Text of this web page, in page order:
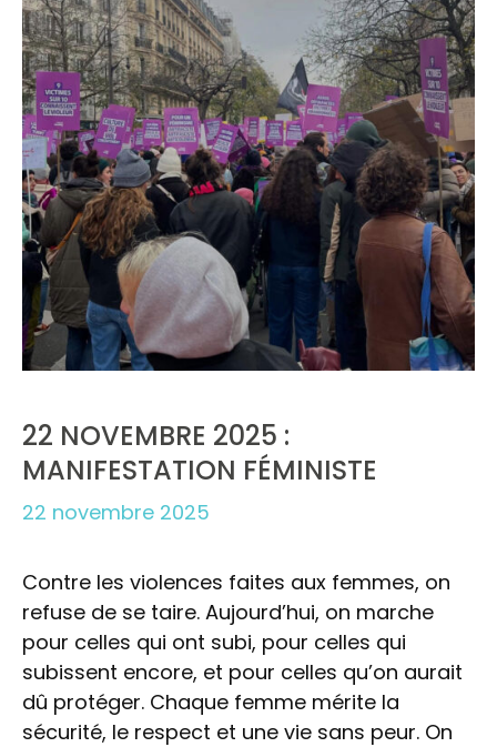
22 NOVEMBRE 2025 :
MANIFESTATION FÉMINISTE
22 novembre 2025
Contre les violences faites aux femmes, on
refuse de se taire. Aujourd’hui, on marche
pour celles qui ont subi, pour celles qui
subissent encore, et pour celles qu’on aurait
dû protéger. Chaque femme mérite la
sécurité, le respect et une vie sans peur. On